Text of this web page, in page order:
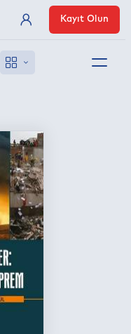
Üye Girişi
Kayıt Olun